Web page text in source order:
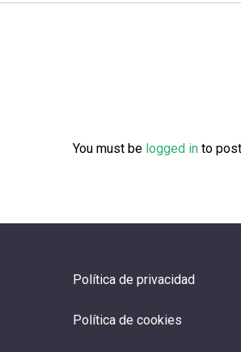
You must be logged in to
Política de privacidad
Política de cookies